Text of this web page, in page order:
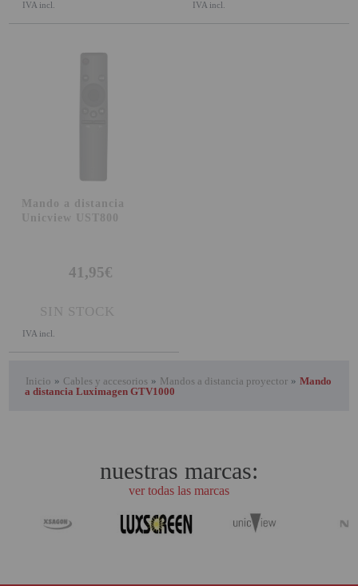
SOPORTE PARA PROYECTOR
CABLES Y ACCESORIOS
Asistencia Técnica:
IVA incl. IVA incl.
Mando a distancia
Unicview UST800
41,95€
SIN STOCK
IVA incl.
Inicio » Cables y accesorios » Mandos a distancia proyector » Mando
a distancia Luximagen GTV1000
nuestras marcas:
ver todas las marcas